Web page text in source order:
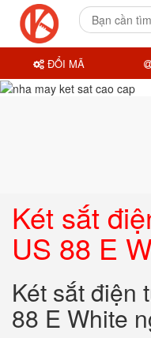
Két sắt
US 88 E
Két sắt điện
88 E White
ĐỔI MÃ